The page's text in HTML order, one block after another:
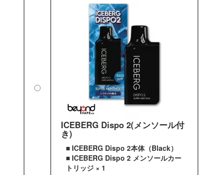
ICEBERG Dispo 2(メンソール付
き)
■ ICEBERG Dispo 2本体（Black）
■ ICEBERG Dispo 2 メンソールカー
トリッジ × 1